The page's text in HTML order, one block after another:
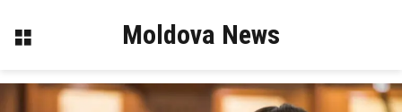
Menu Moldova News